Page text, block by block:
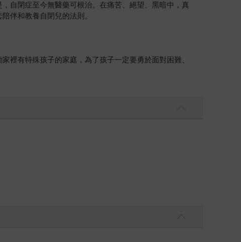
自閉症至今無醫藥可根治。在痛苦、絕望、黑暗中，真
伴和教養自閉兒的法則。
裡有特殊孩子的家庭，為了孩子一定要勇於面對困難、